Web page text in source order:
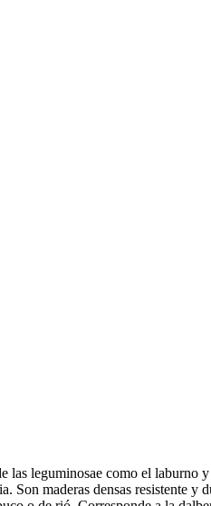
leguminosae como el laburno
maderas densas resistente y